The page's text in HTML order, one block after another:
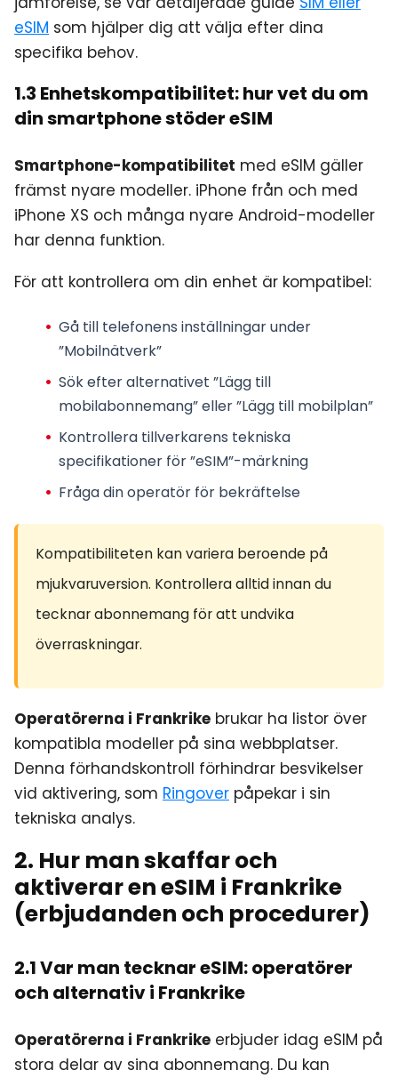
eSIM som hjälper dig att välja efter dina
specifika behov.
1.3 Enhetskompatibilitet: hur vet du om
din smartphone stöder eSIM
Smartphone-kompatibilitet med eSIM gäller
främst nyare modeller. iPhone från och med
iPhone XS och många nyare Android-modeller
har denna funktion.
För att kontrollera om din enhet är kompatibel:
Gå till telefonens inställningar under
”Mobilnätverk”
Sök efter alternativet ”Lägg till
mobilabonnemang” eller ”Lägg till mobilplan”
Kontrollera tillverkarens tekniska
specifikationer för ”eSIM”-märkning
Fråga din operatör för bekräftelse
Kompatibiliteten kan variera beroende på
mjukvaruversion. Kontrollera alltid innan du
tecknar abonnemang för att undvika
överraskningar.
Operatörerna i Frankrike brukar ha listor över
kompatibla modeller på sina webbplatser.
Denna förhandskontroll förhindrar besvikelser
vid aktivering, som Ringover påpekar i sin
tekniska analys.
2. Hur man skaffar och
aktiverar en eSIM i Frankrike
(erbjudanden och procedurer)
2.1 Var man tecknar eSIM: operatörer
och alternativ i Frankrike
Operatörerna i Frankrike erbjuder idag eSIM på
stora delar av sina abonnemang. Du kan